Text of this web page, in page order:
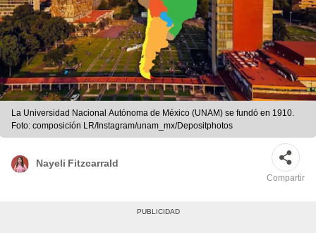
La Universidad Nacional Autónoma de México (UNAM) se fundó en 1910.
Foto: composición LR/Instagram/unam_mx/Depositphotos
Nayeli Fitzcarrald
Compartir